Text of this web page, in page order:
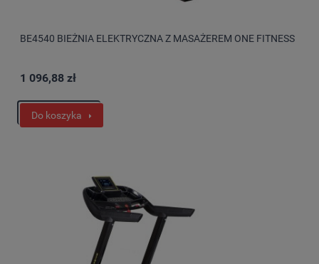
BE4540 BIEŻNIA ELEKTRYCZNA Z MASAŻEREM ONE FITNESS
1 096,88 zł
Do koszyka